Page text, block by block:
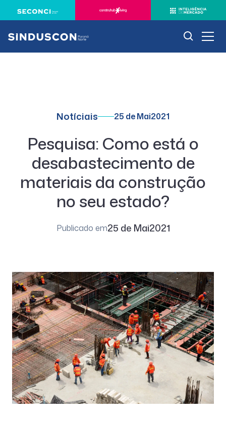
Notíciais 25 de Mai2021
Pesquisa: Como está o
desabastecimento de
materiais da construção
no seu estado?
Publicado em25 de Mai2021